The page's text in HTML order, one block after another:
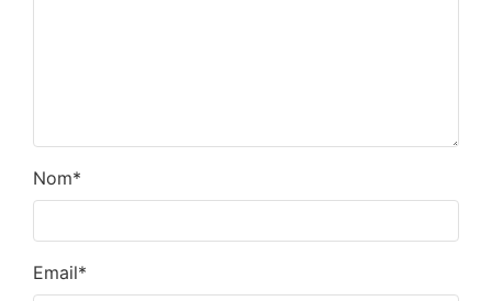
Nom*
Email*